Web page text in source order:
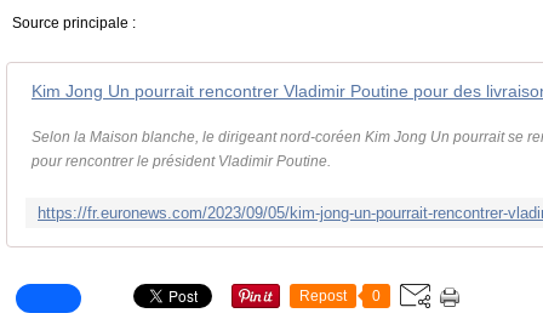
Source principale :
Selon la Maison blanche, le dirigeant nord-coréen Kim Jong Un pourrait se
pour rencontrer le président Vladimir Poutine.
Repost 0